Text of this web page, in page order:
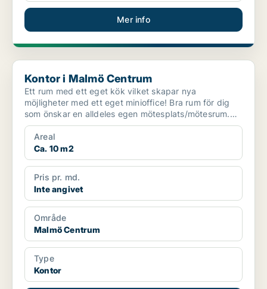
Mer info
Kontor i Malmö Centrum
Kontor i Malmö Centrum
Ett rum med ett eget kök vilket skapar nya
möjligheter med ett eget minioffice! Bra rum för dig
som önskar en alldeles egen mötesplats/mötesrum.
Full serv...
Areal
Ca. 10 m2
Pris pr. md.
Inte angivet
Område
Malmö Centrum
Type
Kontor